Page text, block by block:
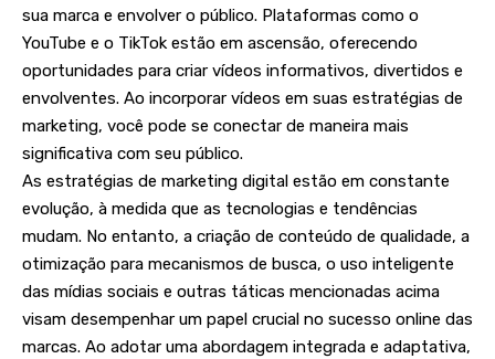
sua marca e envolver o público. Plataformas como o
YouTube e o TikTok estão em ascensão, oferecendo
oportunidades para criar vídeos informativos, divertidos e
envolventes. Ao incorporar vídeos em suas estratégias de
marketing, você pode se conectar de maneira mais
significativa com seu público.
As estratégias de marketing digital estão em constante
evolução, à medida que as tecnologias e tendências
mudam. No entanto, a criação de conteúdo de qualidade, a
otimização para mecanismos de busca, o uso inteligente
das mídias sociais e outras táticas mencionadas acima
visam desempenhar um papel crucial no sucesso online das
marcas. Ao adotar uma abordagem integrada e adaptativa,